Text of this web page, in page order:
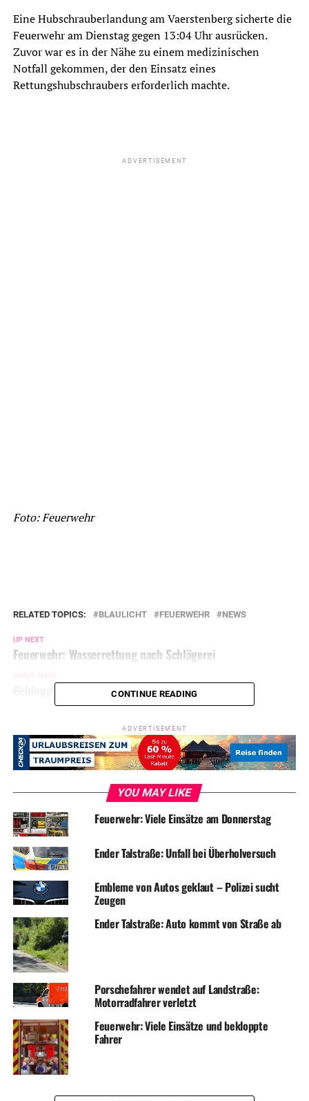
Eine Hubschrauberlandung am Vaerstenberg sicherte die
Feuerwehr am Dienstag gegen 13:04 Uhr ausrücken.
Zuvor war es in der Nähe zu einem medizinischen
Notfall gekommen, der den Einsatz eines
Rettungshubschraubers erforderlich machte.
ADVERTISEMENT
Foto: Feuerwehr
RELATED TOPICS: BLAULICHT FEUERWEHR NEWS
UP NEXT
Feuerwehr: Wasserrettung nach Schlägerei
Bekloppter war mit 185 km/h auf B54 unterwegs
CONTINUE READING
ADVERTISEMENT
YOU MAY LIKE
Feuerwehr: Viele Einsätze am Donnerstag
Ender Talstraße: Unfall bei Überholversuch
Embleme von Autos geklaut – Polizei sucht
Zeugen
Ender Talstraße: Auto kommt von Straße ab
Porschefahrer wendet auf Landstraße:
Motorradfahrer verletzt
Feuerwehr: Viele Einsätze und bekloppte
Fahrer